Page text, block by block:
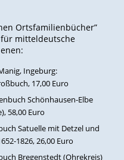
Ortsfamilienbücher”
mitteldeutsche
Ingeburg:
17,00 Euro
Schönhausen-Elbe
58,00 Euro
Satuelle mit Detzel und
1826, 26,00 Euro
Bregenstedt (Ohrekreis)